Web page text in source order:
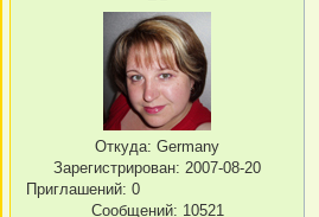
Откуда: Germany
Зарегистрирован: 2007-08-20
Приглашений: 0
Сообщений: 10521